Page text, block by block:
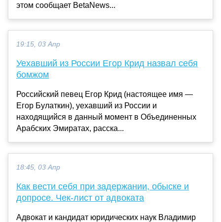
этом сообщает BetaNews...
19:15, 03 Апр
Уехавший из России Егор Крид назвал себя
бомжом
Российский певец Егор Крид (настоящее имя —
Егор Булаткин), уехавший из России и
находящийся в данный момент в Объединенных
Арабских Эмиратах, расска...
18:45, 03 Апр
Как вести себя при задержании, обыске и
допросе. Чек-лист от адвоката
Адвокат и кандидат юридических наук Владимир